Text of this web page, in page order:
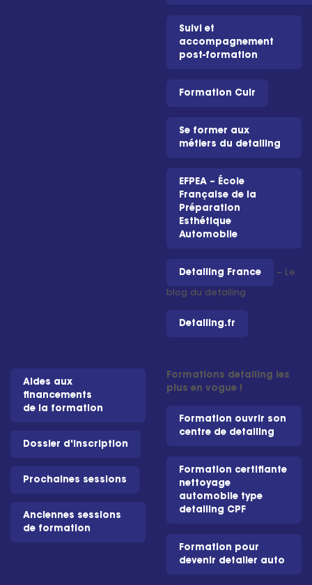
Suivi et
accompagnement
post-formation
Formation Cuir
Se former aux
métiers du detailing
EFPEA – École
Française de la
Préparation
Esthétique
Automobile
Detailing France – Le
blog du detailing
Detailing.fr
Aides aux
financements
de la formation
Dossier d'inscription
Prochaines sessions
Anciennes sessions
de formation
Formations detailing les
plus en vogue !
Formation ouvrir son
centre de detailing
Formation certifiante
nettoyage
automobile type
detailing CPF
Formation pour
devenir detailer auto